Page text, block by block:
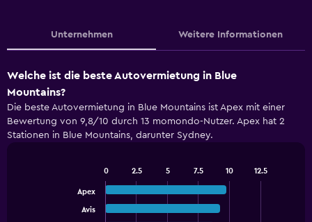
Unternehmen Weitere Informationen
Welche ist die beste Autovermietung in Blue
Mountains?
Die beste Autovermietung in Blue Mountains ist Apex mit einer
Bewertung von 9,8/10 durch 13 momondo-Nutzer. Apex hat 2
Stationen in Blue Mountains, darunter Sydney.
Apex
Avis
0 2.5 5 7.5 10 12.5